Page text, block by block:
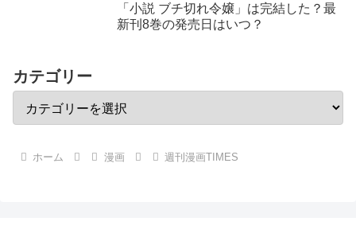
「小説 ブチ切れ令嬢」は完結した？最
新刊8巻の発売日はいつ？
カテゴリー
ホーム 漫画 週刊漫画TIMES